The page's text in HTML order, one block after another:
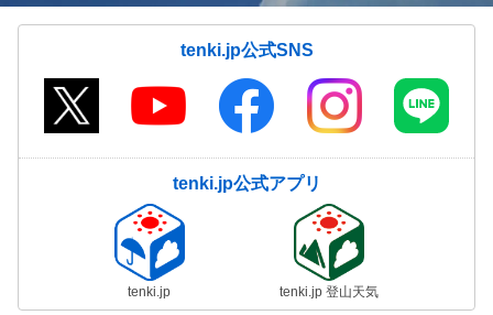
tenki.jp公式SNS
tenki.jp公式アプリ
tenki.jp tenki.jp 登山天気